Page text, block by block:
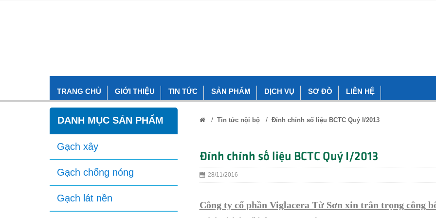
TRANG CHỦ GIỚI THIỆU TIN TỨC SẢN PHẨM DỊCH VỤ SƠ ĐỒ LIÊN HỆ
DANH MỤC SẢN PHẨM
Gạch xây
Gạch chống nóng
Gạch lát nền
/ Tin tức nội bộ/ Đính chính số liệu BCTC Quý I/2013
Đính chính số liệu BCTC Quý I/2013
28/11/2016
Công ty cổ phần Viglacera Từ Sơn xin trân trọng công